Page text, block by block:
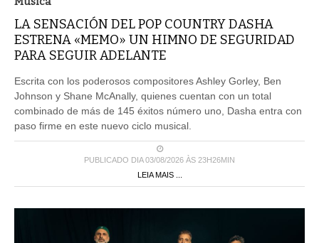
LA SENSACIÓN DEL POP COUNTRY DASHA
ESTRENA «MEMO» UN HIMNO DE SEGURIDAD
PARA SEGUIR ADELANTE
Johnson y Shane McAnally, quienes cuentan con un total
combinado de más de 145 éxitos número uno, Dasha entra con
paso firme en este nuevo ciclo musical.
PUBLICADO DIA 03/08/2026 ÀS 23H26MIN
LEIA MAIS ...